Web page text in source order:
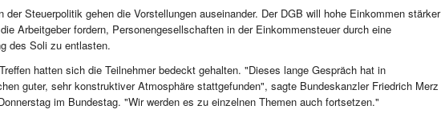
der Steuerpolitik gehen die Vorstellungen auseinander. Der DGB will hohe Einkommen stärker
Arbeitgeber fordern, Personengesellschaften in der Einkommensteuer durch eine
des Soli zu entlasten.
hatten sich die Teilnehmer bedeckt gehalten. "Dieses lange Gespräch hat in
guter, sehr konstruktiver Atmosphäre stattgefunden", sagte Bundeskanzler Friedrich Merz
im Bundestag. "Wir werden es zu einzelnen Themen auch fortsetzen."